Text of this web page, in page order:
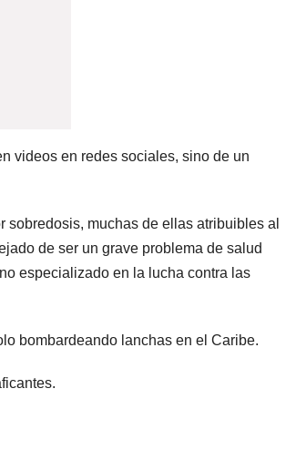
videos en redes sociales, sino de un
sobredosis, muchas de ellas atribuibles al
de ser un grave problema de salud
especializado en la lucha contra las
bombardeando lanchas en el Caribe.